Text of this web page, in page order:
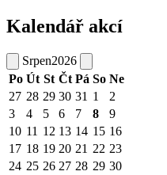
Kalendář akcí
Srpen2026
Po Út St Čt Pá So Ne
27 28 29 30 31 1
2
3
4 5 6 7 8
9
10 11 12 13 14 15 16
17 18 19 20 21 22 23
24 25 26 27 28 29 30